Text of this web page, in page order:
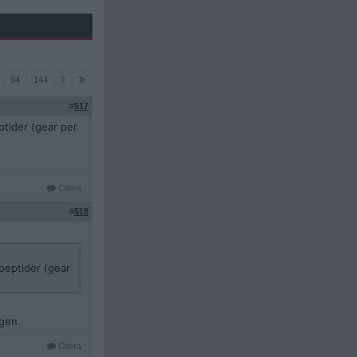
94 144
#517
(gear per
Citera
#518
(gear
Citera